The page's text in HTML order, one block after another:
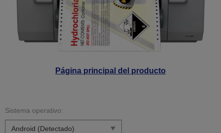
Página principal del producto
Sistema operativo: